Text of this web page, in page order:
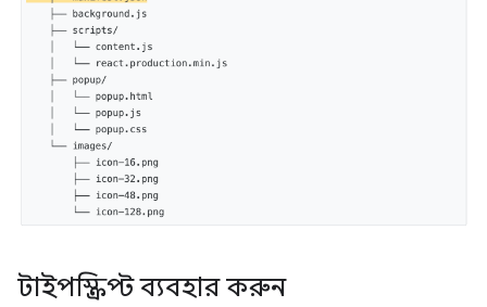
টাইপস্ক্রিপ্ট ব্যবহার করুন